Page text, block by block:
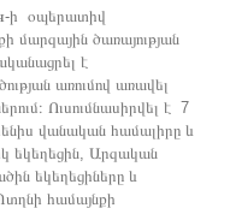
ի օպերատիվ
ծառայության
է
առումով առավել
Ուսումնասիրվել է 7
վանական համալիրը և
եկեղեցին, Արզական
եկեղեցիները և
համայնքի